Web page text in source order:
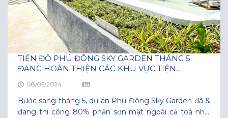
TIẾN ĐỘ PHÚ ĐÔNG SKY GARDEN THÁNG 5:
ĐANG HOÀN THIỆN CÁC KHU VỰC TIỆN...
08/05/2024
Bước sang tháng 5, dự án Phú Đông Sky Garden đã &
đang thi công 80% phần sơn mặt ngoài cả toà nhà,